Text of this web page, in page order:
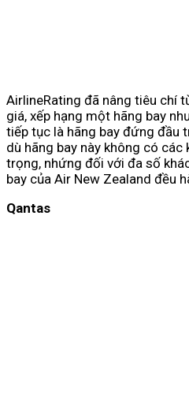
AirlineRating đã nâng tiêu chí
giá, xếp hạng một hãng bay
tiếp tục là hãng bay đứng đầu
dù hãng bay này không có các
trọng, nhứng đối với đa số
bay của Air New Zealand đều
Qantas